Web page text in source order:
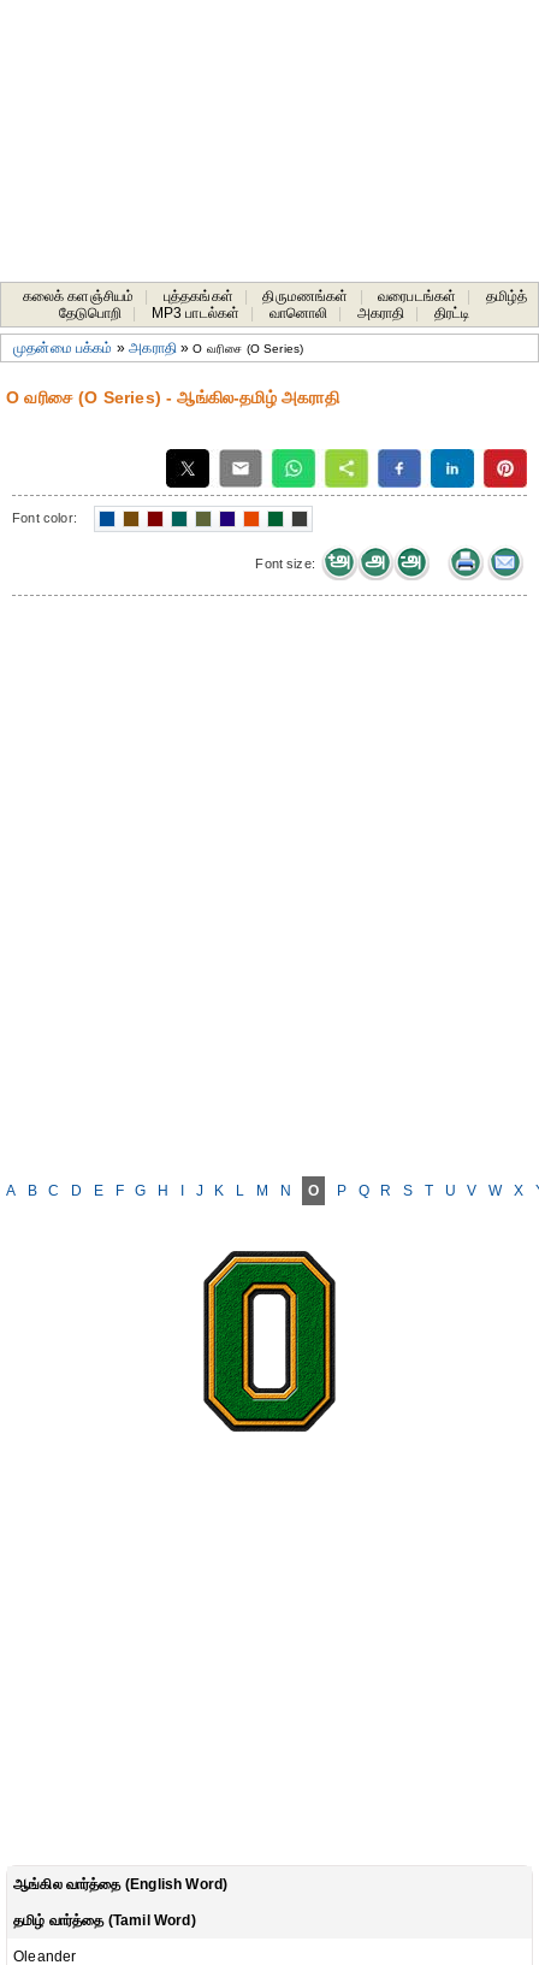
கலைக் களஞ்சியம் புத்தகங்கள் திருமணங்கள் வரைபடங்கள்
தமிழ்த்
தேடுபொறி
MP3 பாடல்கள் வானொலி அகராதி திரட்டி
முதன்மை பக்கம் »அகராதி»O வரிசை (O Series)
O வரிசை (O Series) - ஆங்கில-தமிழ் அகராதி
Font color:
Font size:
A B C D E F G H J K L M N O P Q R S T U V W X
ஆங்கில வார்த்தை (English Word)
தமிழ் வார்த்தை (Tamil Word)
Oleander